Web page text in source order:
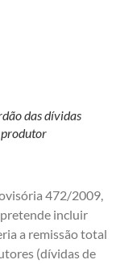
das dívidas
472/2009,
incluir
a remissão total
(dívidas de